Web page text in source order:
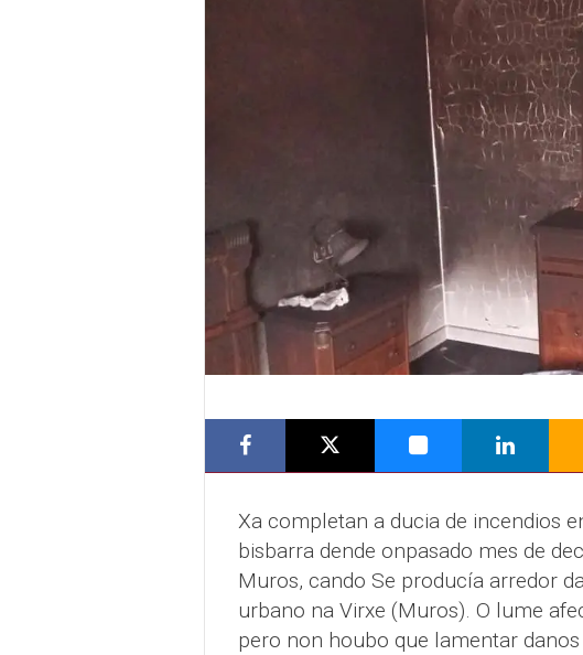
Xa completan a ducia de incendios
bisbarra dende onpasado mes de
Muros, cando Se producía arredor
urbano na Virxe (Muros). O lume
pero non houbo que lamentar